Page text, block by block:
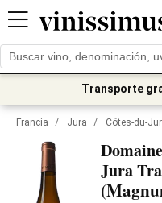
Transporte
Francia / Jura / Côtes-du-
Jura